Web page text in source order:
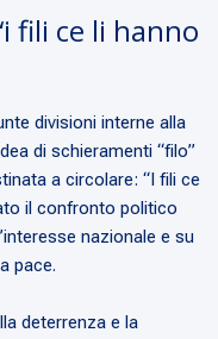
fili ce li hanno
divisioni interne alla
di schieramenti “filo”
a circolare: “I fili ce
il confronto politico
nazionale e su
pace.
deterrenza e la